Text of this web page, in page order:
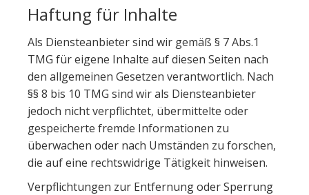
Haftung für Inhalte
Als Diensteanbieter sind wir gemäß § 7 Abs.1
TMG für eigene Inhalte auf diesen Seiten nach
den allgemeinen Gesetzen verantwortlich. Nach
§§ 8 bis 10 TMG sind wir als Diensteanbieter
jedoch nicht verpflichtet, übermittelte oder
gespeicherte fremde Informationen zu
überwachen oder nach Umständen zu forschen,
die auf eine rechtswidrige Tätigkeit hinweisen.
Verpflichtungen zur Entfernung oder Sperrung